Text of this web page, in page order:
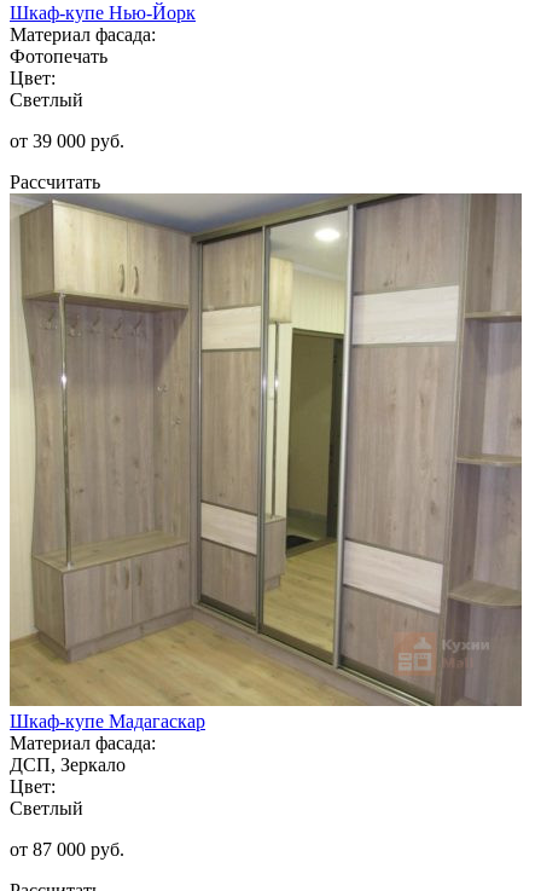
Шкаф-купе Нью-Йорк
Материал фасада:
Фотопечать
Цвет:
Светлый
от 39 000 руб.
Рассчитать
Шкаф-купе Мадагаскар
Материал фасада:
ДСП, Зеркало
Цвет:
Светлый
от 87 000 руб.